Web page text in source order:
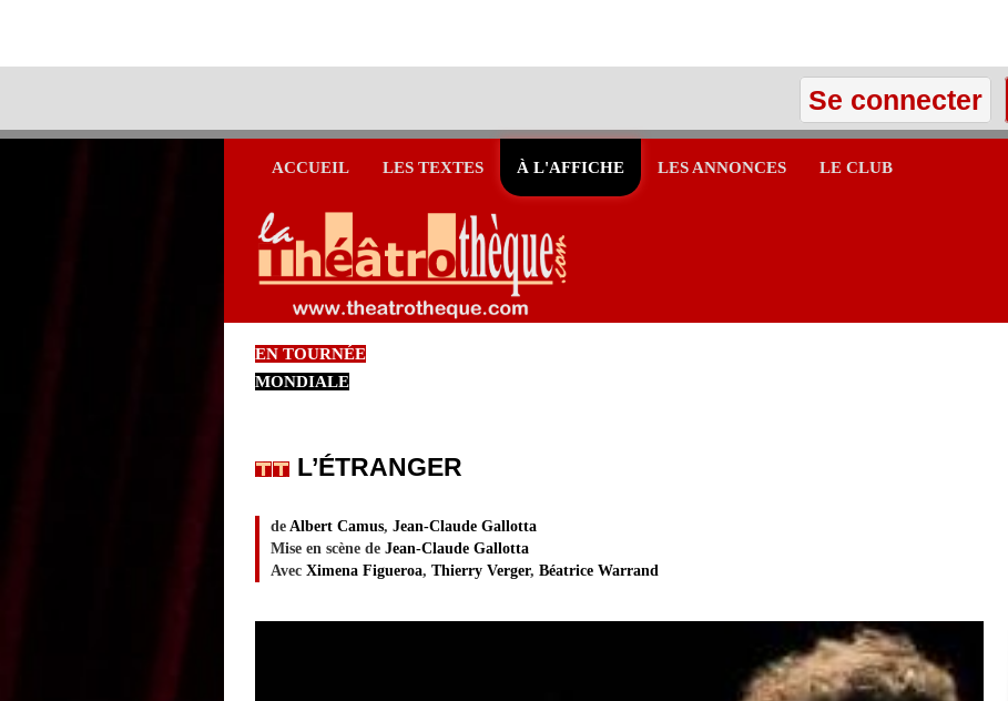
Se connecter
ACCUEIL LES TEXTES À L'AFFICHE LES ANNONCES LE CLUB
EN TOURNÉE
MONDIALE
L’ÉTRANGER
de Albert Camus, Jean-Claude Gallotta
Mise en scène de Jean-Claude Gallotta
Avec Ximena Figueroa, Thierry Verger, Béatrice Warrand